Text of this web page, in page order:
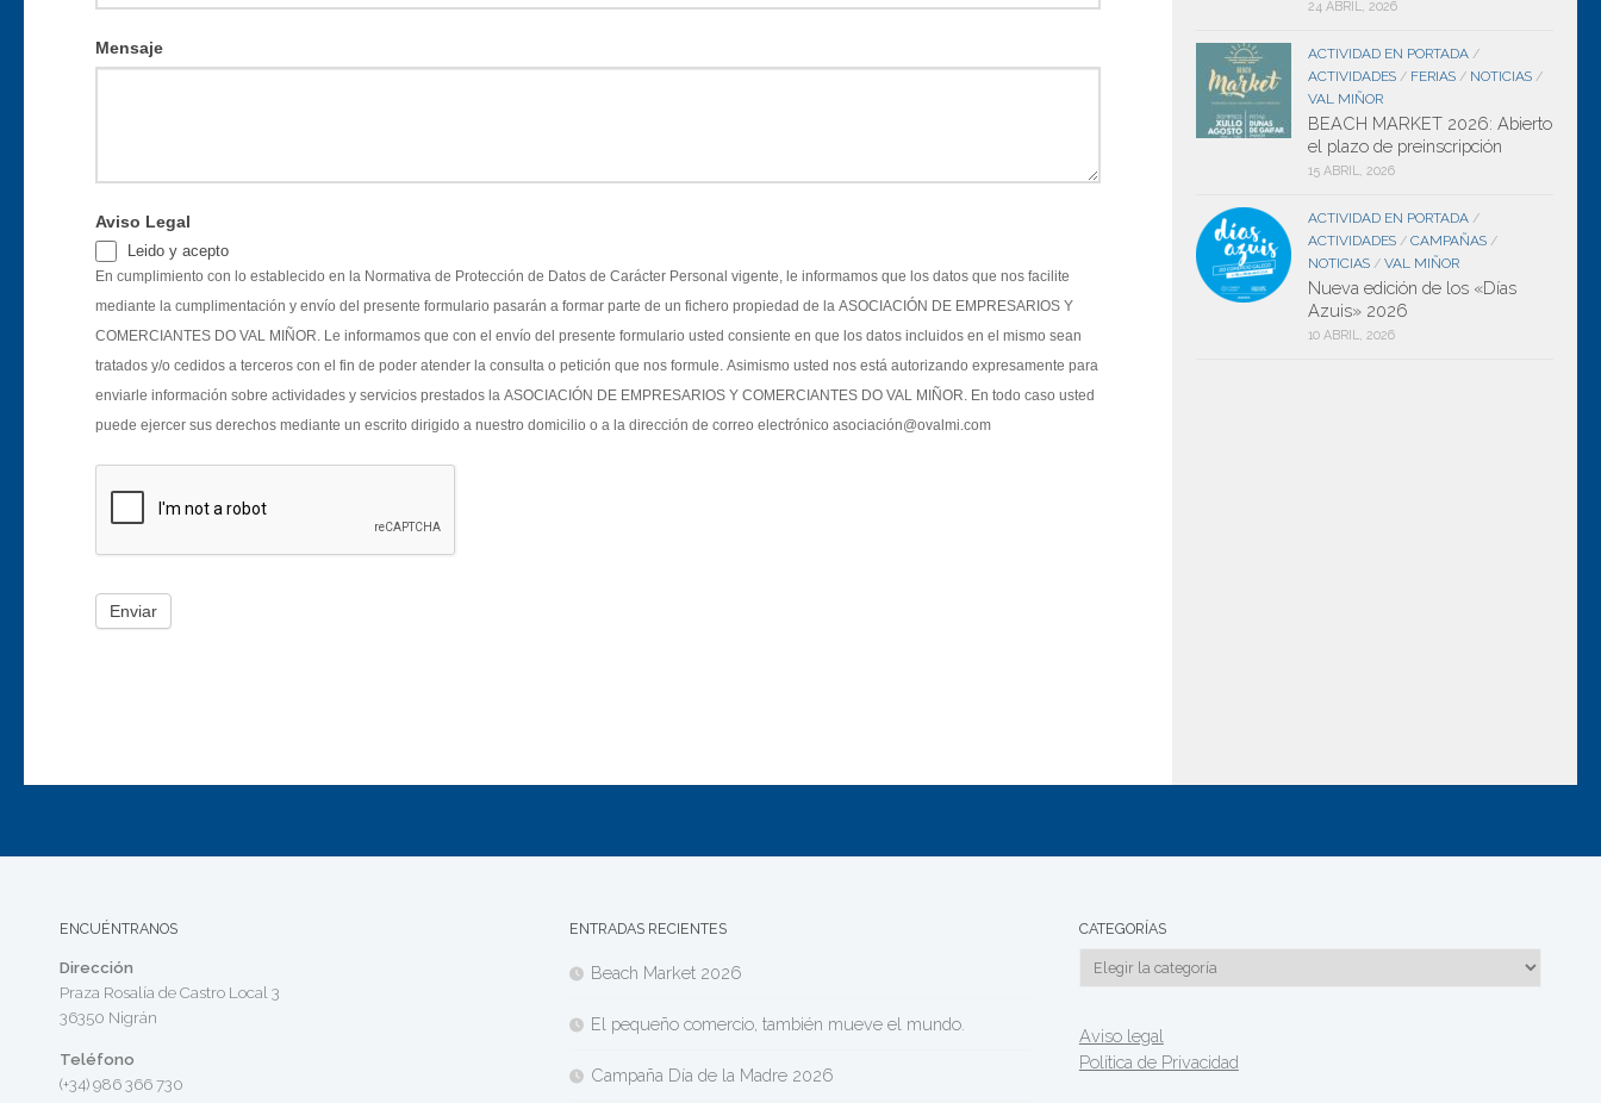
Mensaje
Aviso Legal
Leido y acepto
En cumplimiento con lo establecido en la Normativa de Protección de Datos de Carácter Personal vigente, le informamos que los datos que nos facilite
mediante la cumplimentación y envío del presente formulario pasarán a formar parte de un fichero propiedad de la ASOCIACIÓN DE EMPRESARIOS Y
COMERCIANTES DO VAL MIÑOR. Le informamos que con el envío del presente formulario usted consiente en que los datos incluidos en el mismo sean
tratados y/o cedidos a terceros con el fin de poder atender la consulta o petición que nos formule. Asimismo usted nos está autorizando expresamente para
enviarle información sobre actividades y servicios prestados la ASOCIACIÓN DE EMPRESARIOS Y COMERCIANTES DO VAL MIÑOR. En todo caso usted
puede ejercer sus derechos mediante un escrito dirigido a nuestro domicilio o a la dirección de correo electrónico asociación@ovalmi.com
Enviar
24 ABRIL, 2026
ACTIVIDAD EN PORTADA /
ACTIVIDADES / FERIAS / NOTICIAS /
VAL MIÑOR
BEACH MARKET 2026: Abierto
el plazo de preinscripción
15 ABRIL, 2026
ACTIVIDAD EN PORTADA /
ACTIVIDADES / CAMPAÑAS /
NOTICIAS / VAL MIÑOR
Nueva edición de los «Días
Azuis» 2026
10 ABRIL, 2026
ENCUÉNTRANOS
Dirección
Praza Rosalía de Castro Local 3
36350 Nigrán
Teléfono
(+34) 986 366 730
ENTRADAS RECIENTES
Beach Market 2026
El pequeño comercio, también mueve el mundo.
Campaña Día de la Madre 2026
CATEGORÍAS
Categorías
Aviso legal
Política de Privacidad